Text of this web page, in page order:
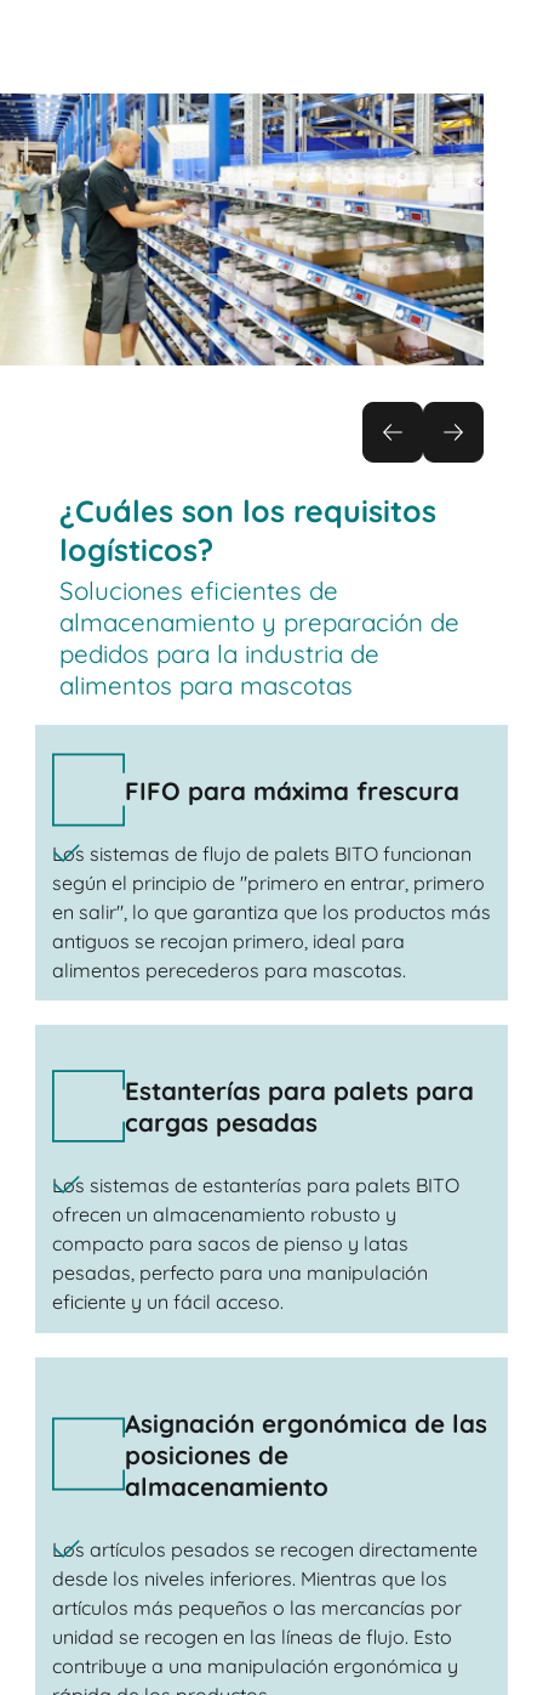
¿Cuáles son los requisitos
logísticos?
Soluciones eficientes de
almacenamiento y preparación de
pedidos para la industria de
alimentos para mascotas
FIFO para máxima frescura
Los sistemas de flujo de palets BITO funcionan
según el principio de "primero en entrar, primero
en salir", lo que garantiza que los productos más
antiguos se recojan primero, ideal para
alimentos perecederos para mascotas.
Estanterías para palets para
cargas pesadas
Los sistemas de estanterías para palets BITO
ofrecen un almacenamiento robusto y
compacto para sacos de pienso y latas
pesadas, perfecto para una manipulación
eficiente y un fácil acceso.
Asignación ergonómica de las
posiciones de
almacenamiento
Los artículos pesados ​​se recogen directamente
desde los niveles inferiores. Mientras que los
artículos más pequeños o las mercancías por
unidad se recogen en las líneas de flujo. Esto
contribuye a una manipulación ergonómica y